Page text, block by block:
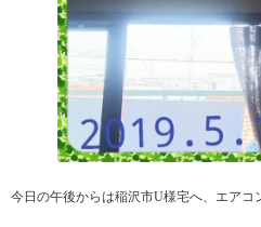
今日の午後からは稲沢市U様宅へ、エアコ